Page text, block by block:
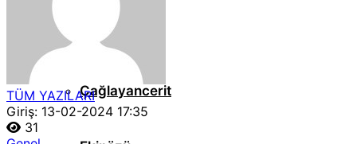
Göksun
Çağlayancerit
Sanat Edebiyat
Haber Arşivi
TÜM YAZILARI
Giriş: 13-02-2024 17:35
31